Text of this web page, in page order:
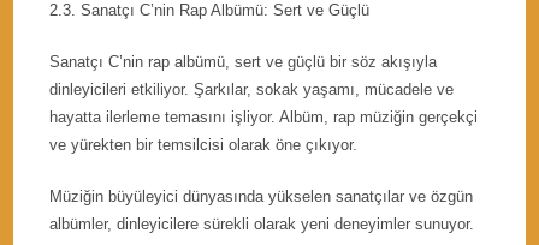
2.3. Sanatçı C’nin Rap Albümü: Sert ve Güçlü
Sanatçı C’nin rap albümü, sert ve güçlü bir söz akışıyla
dinleyicileri etkiliyor. Şarkılar, sokak yaşamı, mücadele ve
hayatta ilerleme temasını işliyor. Albüm, rap müziğin gerçekçi
ve yürekten bir temsilcisi olarak öne çıkıyor.
Müziğin büyüleyici dünyasında yükselen sanatçılar ve özgün
albümler, dinleyicilere sürekli olarak yeni deneyimler sunuyor.